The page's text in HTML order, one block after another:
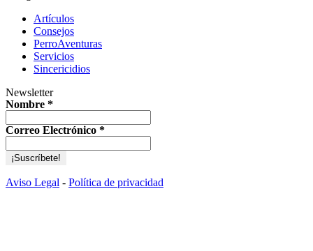
Artículos
Consejos
PerroAventuras
Servicios
Sincericidios
Newsletter
Nombre *
Correo Electrónico *
Aviso Legal - Política de privacidad